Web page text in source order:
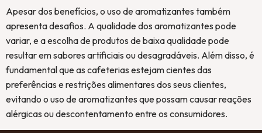
Apesar dos benefícios, o uso de aromatizantes também
apresenta desafios. A qualidade dos aromatizantes pode
variar, e a escolha de produtos de baixa qualidade pode
resultar em sabores artificiais ou desagradáveis. Além disso, é
fundamental que as cafeterias estejam cientes das
preferências e restrições alimentares dos seus clientes,
evitando o uso de aromatizantes que possam causar reações
alérgicas ou descontentamento entre os consumidores.